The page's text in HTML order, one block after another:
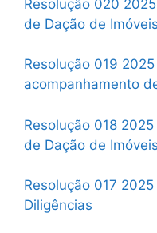
Resolução 020
de Dação de Imóveis
Resolução 019
acompanhamento
Resolução 018
de Dação de Imóveis
Resolução 017
Diligências